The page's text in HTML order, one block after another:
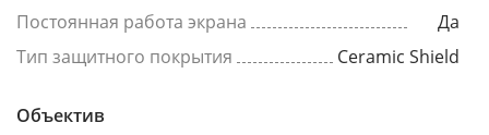
Постоянная работа экрана
Да
Тип защитного покрытия
Ceramic Shield
Объектив